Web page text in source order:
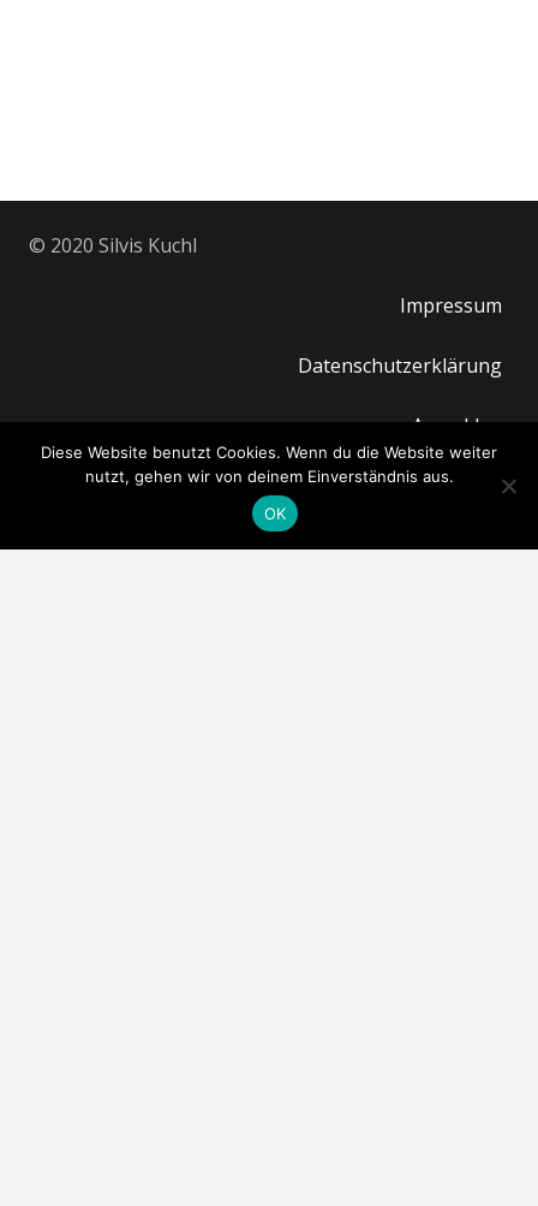
© 2020 Silvis Kuchl
Impressum
Datenschutzerklärung
Anmelden
Die letzten Beiträge
Diese Website benutzt Cookies. Wenn du die Website weiter
nutzt, gehen wir von deinem Einverständnis aus.
OK